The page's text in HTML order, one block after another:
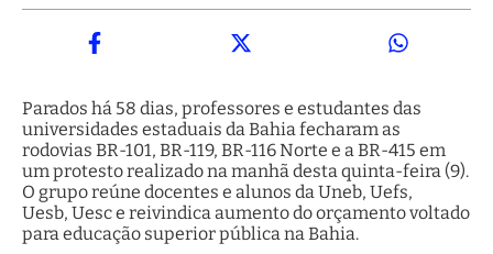
Parados há 58 dias, professores e estudantes das
universidades estaduais da Bahia fecharam as
rodovias BR-101, BR-119, BR-116 Norte e a BR-415 em
um protesto realizado na manhã desta quinta-feira (9).
O grupo reúne docentes e alunos da Uneb, Uefs,
Uesb, Uesc e reivindica aumento do orçamento voltado
para educação superior pública na Bahia.